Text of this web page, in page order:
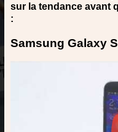
sur la tendance avant
:
Samsung Galaxy